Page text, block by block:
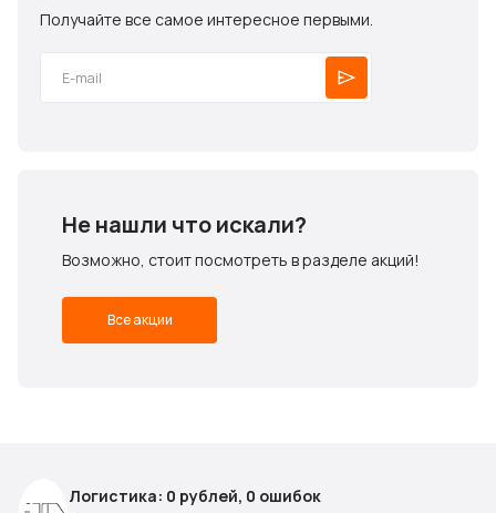
Получайте все самое интересное первыми.
Не нашли что искали?
Возможно, стоит посмотреть в разделе акций!
Все акции
Логистика: 0 рублей, 0 ошибок